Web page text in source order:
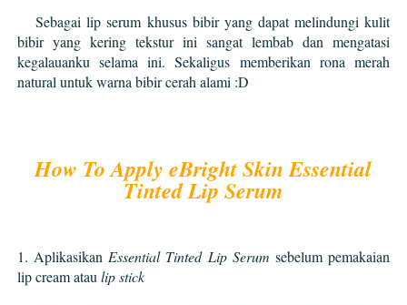
Sebagai lip serum khusus bibir yang dapat melindungi kulit
bibir yang kering tekstur ini sangat lembab dan mengatasi
kegalauanku selama ini. Sekaligus memberikan rona merah
natural untuk warna bibir cerah alami :D
How To Apply eBright Skin Essential
Tinted Lip Serum
1. Aplikasikan Essential Tinted Lip Serum sebelum pemakaian
lip cream atau lip stick